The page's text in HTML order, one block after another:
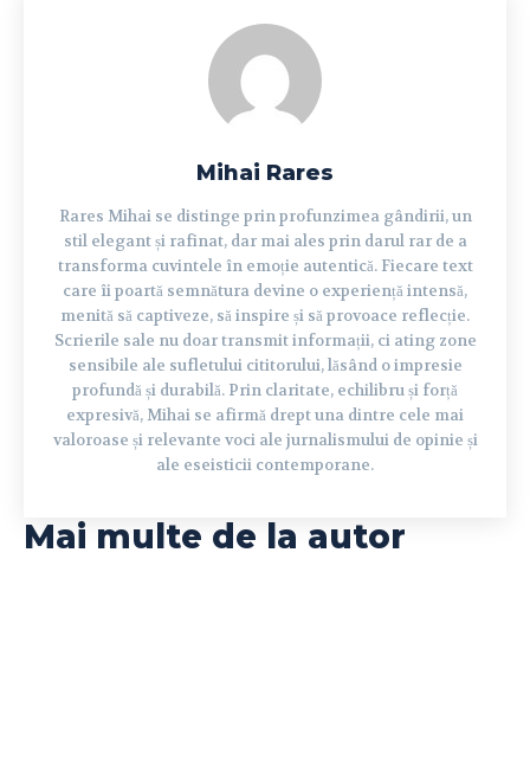
Mihai Rares
Rares Mihai se distinge prin profunzimea gândirii, un
stil elegant și rafinat, dar mai ales prin darul rar de a
transforma cuvintele în emoție autentică. Fiecare text
care îi poartă semnătura devine o experiență intensă,
menită să captiveze, să inspire și să provoace reflecție.
Scrierile sale nu doar transmit informații, ci ating zone
sensibile ale sufletului cititorului, lăsând o impresie
profundă și durabilă. Prin claritate, echilibru și forță
expresivă, Mihai se afirmă drept una dintre cele mai
valoroase și relevante voci ale jurnalismului de opinie și
ale eseisticii contemporane.
Mai multe de la autor